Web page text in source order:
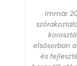
Immár
elsősorban
és